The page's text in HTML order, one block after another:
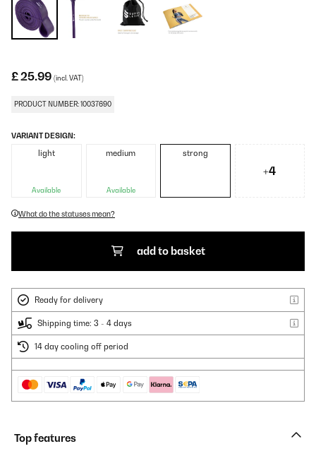
£ 25.99 (incl. VAT)
PRODUCT NUMBER: 10037690
VARIANT DESIGN:
light
Available
medium
Available
strong
+4
What do the statuses mean?
add to basket
Ready for delivery
Shipping time: 3 - 4 days
14 day cooling off period
Top features